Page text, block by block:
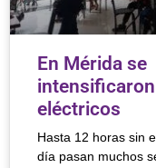
En Mérida se
eléctricos
Hasta 12 horas sin
día pasan muchos